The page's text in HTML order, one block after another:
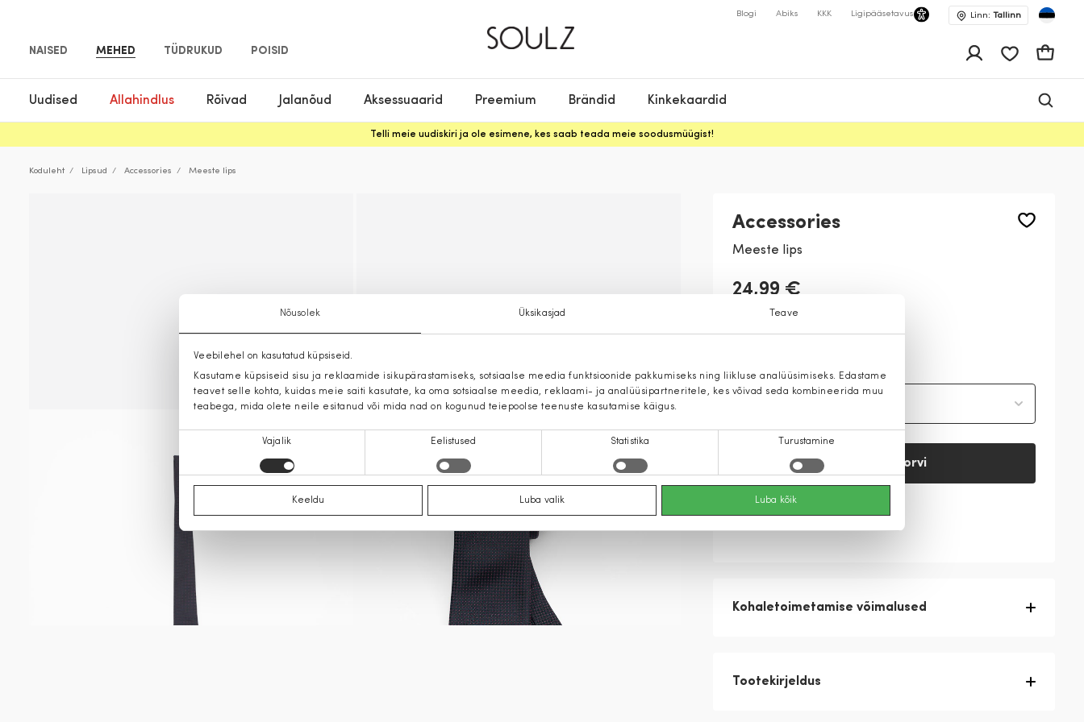
Nõusolek Üksikasjad Teave
Veebilehel on kasutatud küpsiseid.
Kasutame küpsiseid sisu ja reklaamide isikupärastamiseks, sotsiaalse meedia funktsioonide pakkumiseks ning liikluse analüüsimiseks. Edastame
teavet selle kohta, kuidas meie saiti kasutate, ka oma sotsiaalse meedia, reklaami- ja analüüsipartneritele, kes võivad seda kombineerida muu
teabega, mida olete neile esitanud või mida nad on kogunud teiepoolse teenuste kasutamise käigus.
valik
Vajalik Eelistused Statistika Turustamine
Keeldu Luba valik Luba kõik
NAISED MEHED TÜDRUKUD POISID
Blogi Abiks KKK Ligipääsetavus Linn: Tallinn
Uudised Allahindlus Rõivad Jalanõud Aksessuaarid Preemium Brändid Kinkekaardid
Telli meie uudiskiri ja ole esimene, kes saab teada meie soodusmüügist!
Koduleht Lipsud Accessories Meeste lips
Accessories
Meeste lips
24,99 €
Lisa ostukorvi
Kohaletoimetamise võimalused
Tootekirjeldus